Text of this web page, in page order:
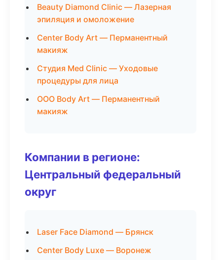
Beauty Diamond Clinic — Лазерная
эпиляция и омоложение
Center Body Art — Перманентный
макияж
Студия Med Clinic — Уходовые
процедуры для лица
ООО Body Art — Перманентный
макияж
Компании в регионе:
Центральный федеральный
округ
Laser Face Diamond — Брянск
Center Body Luxe — Воронеж